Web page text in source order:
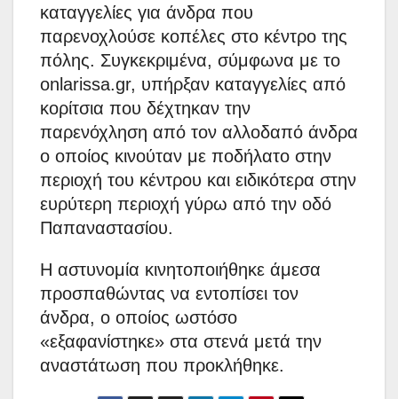
καταγγελίες για άνδρα που
παρενοχλούσε κοπέλες στο κέντρο της
πόλης. Συγκεκριμένα, σύμφωνα με το
onlarissa.gr, υπήρξαν καταγγελίες από
κορίτσια που δέχτηκαν την
παρενόχληση από τον αλλοδαπό άνδρα
ο οποίος κινούταν με ποδήλατο στην
περιοχή του κέντρου και ειδικότερα στην
ευρύτερη περιοχή γύρω από την οδό
Παπαναστασίου.
Η αστυνομία κινητοποιήθηκε άμεσα
προσπαθώντας να εντοπίσει τον
άνδρα, ο οποίος ωστόσο
«εξαφανίστηκε» στα στενά μετά την
αναστάτωση που προκλήθηκε.